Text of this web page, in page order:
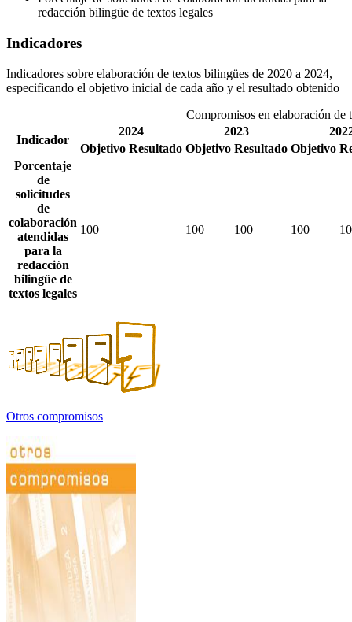
redacción bilingüe de textos legales
Indicadores
Indicadores sobre elaboración de textos bilingües de 2020 a 2024,
especificando el objetivo inicial de cada año y el resultado obtenido
Compromisos en elaboración de
Indicador
2024 2023
Objetivo Resultado Objetivo Resultado Objetivo
Porcentaje
de
solicitudes
de
colaboración
atendidas
para la
redacción
bilingüe de
textos legales
100 100 100 100
Otros compromisos